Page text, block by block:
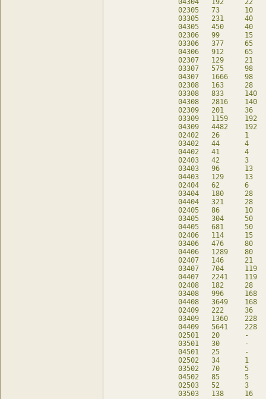
04304	192	22	25	db
02305	73	10	33	db
03305	231	40	31	db
04305	450	40	31	db
02306	99	15	39	db
03306	377	65	37	db
04306	912	65	37	db
02307	129	21	45	db
03307	575	98	43	db
04307	1666	98	43	db
02308	163	28	51	db
03308	833	140	49	db
04308	2816	140	49	db
02309	201	36	57	db
03309	1159	192	55	db
04309	4482	192	55	db
02402	26	1	22	db
03402	44	4	28	db
04402	41	4	28	db
02403	42	3	30	db
03403	96	13	40	db
04403	129	13	40	db
02404	62	6	38	db
03404	180	28	52	db
04404	321	28	52	db
02405	86	10	46	db
03405	304	50	64	db
04405	681	50	64	db
02406	114	15	54	db
03406	476	80	76	db
04406	1289	80	76	db
02407	146	21	62	db
03407	704	119	88	db
04407	2241	119	88	db
02408	182	28	70	db
03408	996	168	100	db
04408	3649	168	100	db
02409	222	36	78	db
03409	1360	228	112	db
04409	5641	228	112	db
02501	20	-	20	db
03501	30	-	30	db
04501	25	-	30	db
02502	34	1	30	db
03502	70	5	50	db
04502	85	5	50	db
02503	52	3	40	db
03503	138	16	70	db